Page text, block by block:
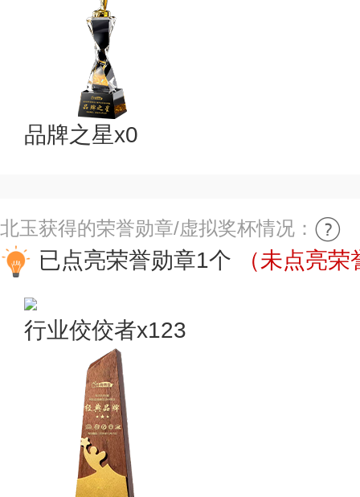
品牌之星x0
北玉获得的荣誉勋章/虚拟奖杯情况：
已点亮荣誉勋章1个 （未点亮
行业佼佼者x123